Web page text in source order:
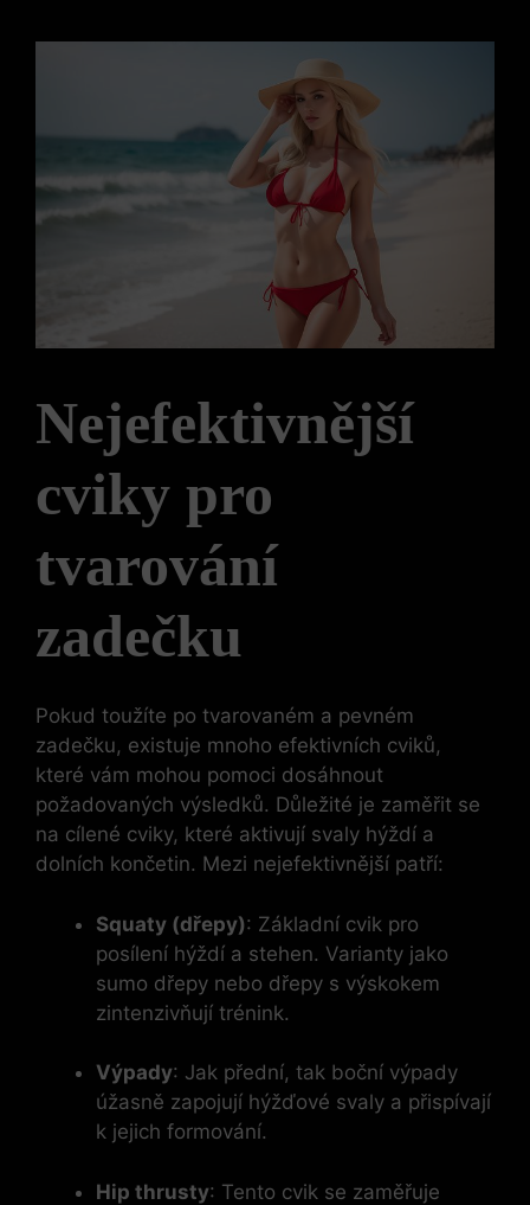
Nejefektivnější
cviky pro
tvarování
zadečku
Pokud toužíte po tvarovaném a pevném
zadečku, existuje mnoho efektivních cviků,
které vám mohou pomoci dosáhnout
požadovaných výsledků. Důležité je zaměřit se
na cílené cviky, které aktivují svaly hýždí a
dolních končetin. Mezi nejefektivnější ​patří:
Squaty (dřepy): Základní ‌cvik pro
posílení hýždí a stehen. Varianty ​jako
sumo dřepy nebo dřepy s výskokem
zintenzivňují trénink.
Výpady: Jak přední, tak boční výpady
úžasně zapojují hýžďové svaly a přispívají
k jejich formování.
Hip​ thrusty: Tento cvik se zaměřuje